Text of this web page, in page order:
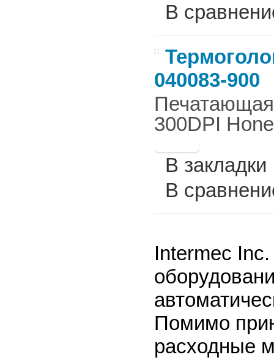
В
040083-900
Печатающая
300DPI
В закладки
В
Intermec
Помимо
расходные